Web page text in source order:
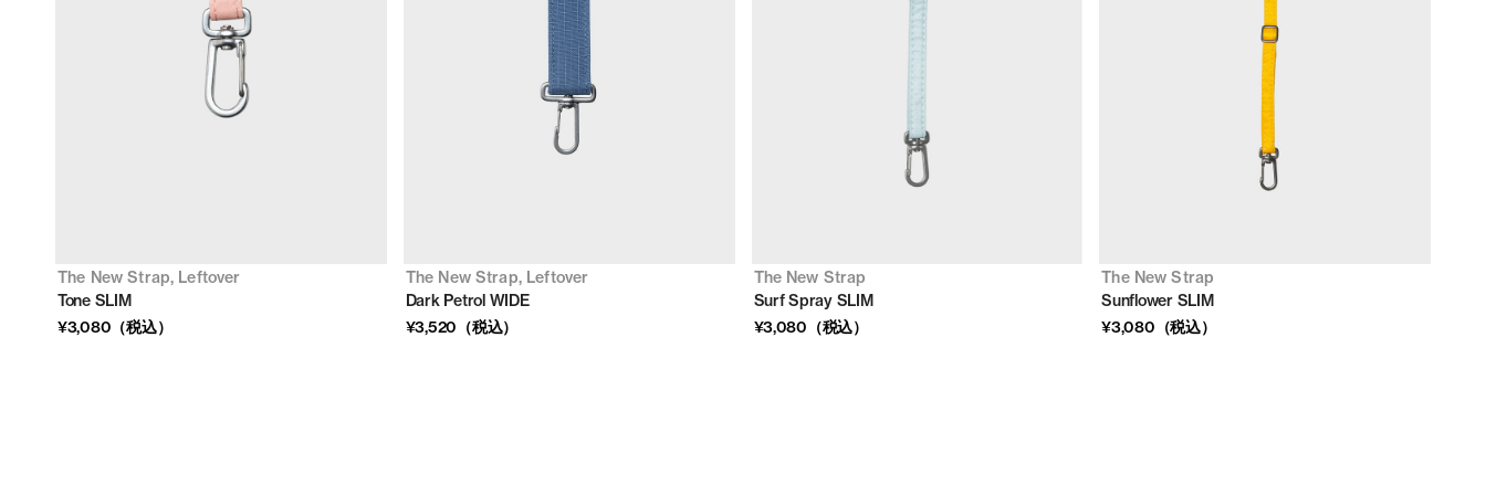
The New Strap, Leftover
Tone SLIM
¥3,080（税込）
The New Strap, Leftover
Dark Petrol WIDE
¥3,520（税込）
The New Strap
Surf Spray SLIM
¥3,080（税込）
The New Strap
Sunflower SLIM
¥3,080（税込）